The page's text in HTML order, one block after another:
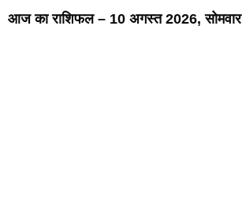
आज का राशिफल – 10 अगस्त 2026, सोमवार